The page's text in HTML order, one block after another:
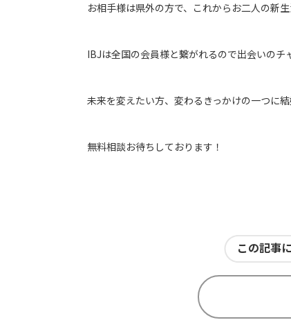
お相手様は県外の方で、これからお二人の新生
IBJは全国の会員様と繋がれるので出会いのチ
未来を変えたい方、変わるきっかけの一つに
無料相談お待ちしております！
この記事